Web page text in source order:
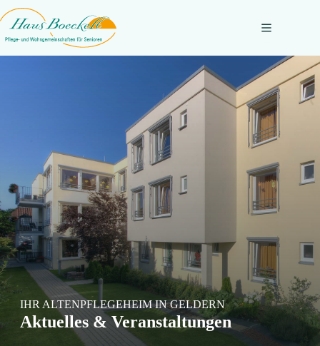
Zum
Inhalt
springen
IHR ALTENPFLEGEHEIM IN GELDERN
Aktuelles & Veranstaltungen